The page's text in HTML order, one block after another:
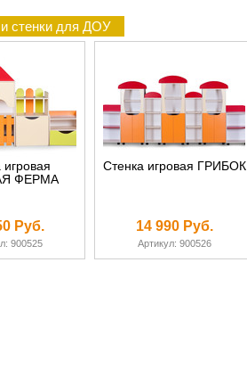
стенки для ДОУ
игровая
ФЕРМА
Руб.
900525
Стенка игровая ГРИБОК
14 990 Руб.
Артикул: 900526